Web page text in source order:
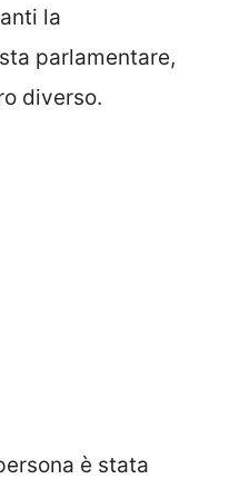
la
parlamentare,
diverso.
è stata